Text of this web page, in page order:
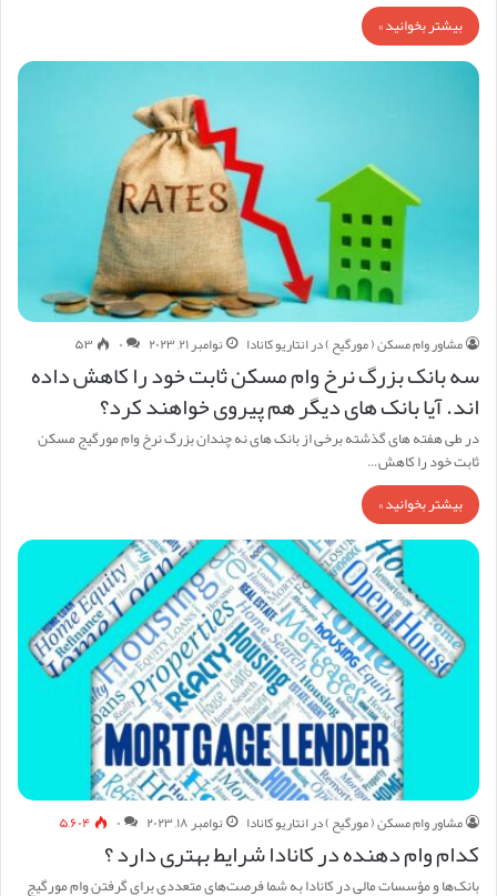
بیشتر بخوانید »
مشاور وام مسکن ( مورگیح ) در انتاریو کانادا نوامبر ۲۱, ۲۰۲۳ ۰ ۵۳
سه بانک بزرگ نرخ وام مسکن ثابت خود را کاهش داده
اند. آیا بانک های دیگر هم پیروی خواهند کرد؟
در طی هفته های گذشته برخی از بانک های نه چندان بزرگ نرخ وام مورگیج مسکن
ثابت خود را کاهش…
بیشتر بخوانید »
مشاور وام مسکن ( مورگیح ) در انتاریو کانادا نوامبر ۱۸, ۲۰۲۳ ۰ ۵,۶۰۴
کدام وام دهنده در کانادا شرایط بهتری دارد ؟
بانک‌ها و مؤسسات مالی در کانادا به شما فرصت‌های متعددی برای گرفتن وام مورگیج